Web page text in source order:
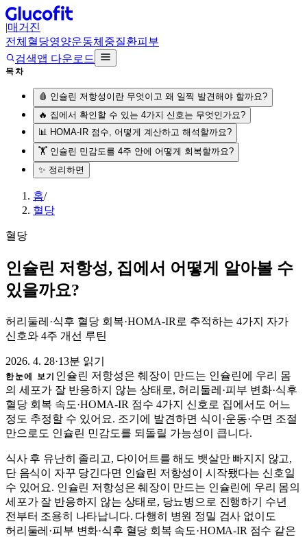
|매거진
전체 혈당영양운동체중질환피부
검색앱 다운로드
목차
🩸 인슐린 저항성이란 무엇이고 왜 일찍 발견해야 할까요?
🔥 집에서 확인할 수 있는 4가지 신호는 무엇인가요?
📊 HOMA-IR 점수, 어떻게 계산하고 해석할까요?
🏋️ 인슐린 민감도를 4주 안에 어떻게 회복할까요?
✨ 정리하면
홈/
혈당
혈당
인슐린 저항성, 집에서 어떻게 알아볼 수
있을까요?
허리둘레·식후 혈당 회복·HOMA-IR로 추적하는 4가지 자가
신호와 4주 개선 루틴
2026. 4. 28·13분 읽기
한눈에 보기 인슐린 저항성은 췌장이 만드는 인슐린에 우리 몸
의 세포가 잘 반응하지 않는 상태로, 허리둘레·피부 변화·식후
혈당 회복 속도·HOMA-IR 점수 4가지 신호로 집에서도 어느
정도 추정할 수 있어요. 조기에 발견하면 식이·운동·수면 조절
만으로도 인슐린 민감도를 되돌릴 가능성이 큽니다.
식사 후 유난히 졸리고, 다이어트를 해도 뱃살만 빠지지 않고,
단 음식이 자꾸 당긴다면 인슐린 저항성이 시작됐다는 신호일
수 있어요. 인슐린 저항성은 췌장이 만드는 인슐린에 우리 몸의
세포가 잘 반응하지 않는 상태로, 당뇨병으로 진행하기 수년
전부터 조용히 나타납니다. 다행히 병원 정밀 검사 없이도
허리둘레·피부 변화·식후 혈당 회복 속도·HOMA-IR 점수 같은